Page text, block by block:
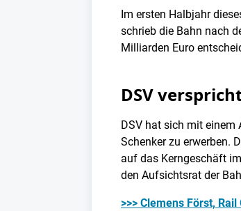
Im ersten Halbjahr
schrieb die Bahn nach
Milliarden Euro
DSV
DSV hat sich mit einem
Schenker zu erwerben.
auf das Kerngeschäft
den Aufsichtsrat der
>>> Clemens Först,